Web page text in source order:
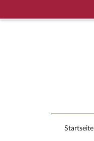
Startseite